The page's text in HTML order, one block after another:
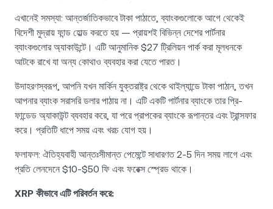
এখানেই সমস্যা: আন্তর্জাতিকভাবে টাকা পাঠাতে, ব্যাংকগুলোকে আগে থেকেই
বিদেশী মুদ্রায় ফান্ড হোল্ড করতে হয় — প্রায়শই বিভিন্ন দেশের পার্টনার
ব্যাংকগুলোর অ্যাকাউন্টে। এটি আনুমানিক $27 ট্রিলিয়ন পার্ক করা মূলধনকে
আটকে রাখে যা অন্য কোথাও ব্যবহার করা যেতে পারত।
উদাহরণস্বরূপ, আপনি যখন মার্কিন যুক্তরাষ্ট্র থেকে থাইল্যান্ডে টাকা পাঠান, তখন
আপনার ব্যাংক সরাসরি ডলার পাঠায় না। এটি একটি পার্টনার ব্যাংকে তার প্রি-
ফান্ডেড অ্যাকাউন্ট ব্যবহার করে, যা পরে প্রাপকের ব্যাংকে রূপান্তর এবং ট্রান্সফার
করে। প্রতিটি ধাপে সময় এবং খরচ যোগ হয়।
ফলাফল: ঐতিহ্যবাহী আন্তঃসীমান্ত পেমেন্টে সাধারণত 2-5 দিন সময় লাগে এবং
প্রতি লেনদেনে $10-$50 ফি এবং ফরেক্স স্প্রেড থাকে।
XRP কীভাবে এটি পরিবর্তন করে: